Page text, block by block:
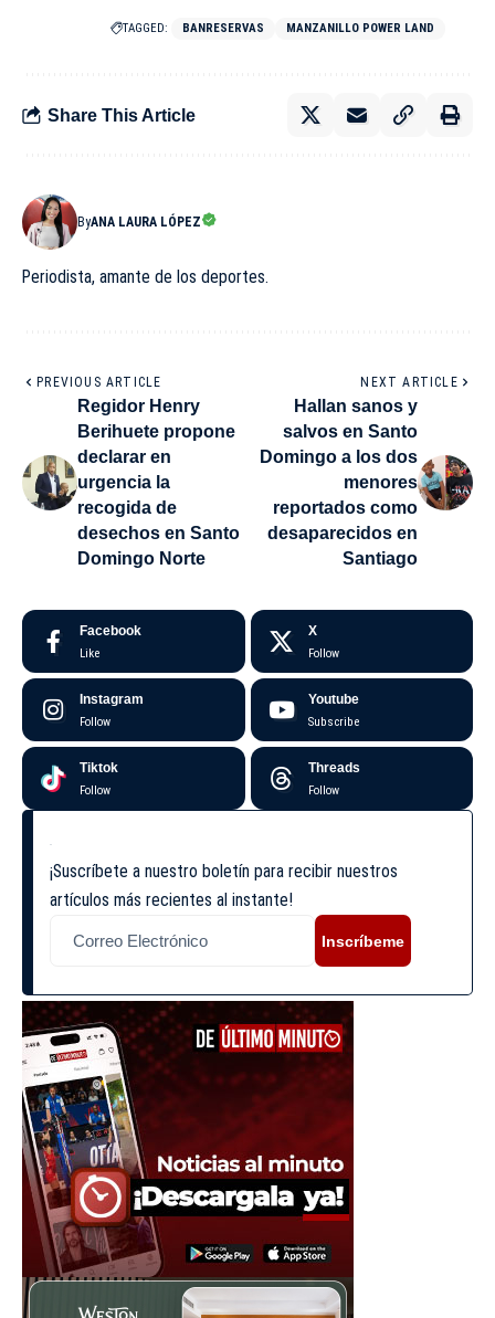
TAGGED: BANRESERVAS MANZANILLO POWER LAND
Share This Article
ByANA LAURA LÓPEZ
Periodista, amante de los deportes.
PREVIOUS ARTICLE
Regidor Henry
Berihuete propone
declarar en
urgencia la
recogida de
desechos en Santo
Domingo Norte
NEXT ARTICLE
Hallan sanos y
salvos en Santo
Domingo a los dos
menores
reportados como
desaparecidos en
Santiago
Facebook
Like
X
Follow
Instagram
Follow
Youtube
Subscribe
Tiktok
Follow
Threads
Follow
¡Suscríbete a nuestro boletín para recibir nuestros
artículos más recientes al instante!
Inscríbeme